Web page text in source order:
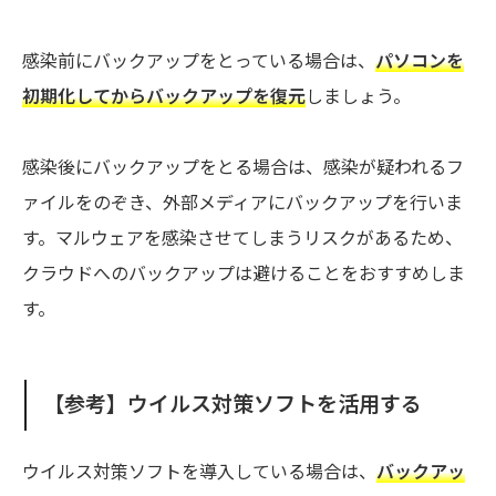
感染前にバックアップをとっている場合は、 パソコンを
初期化してからバックアップを復元しましょう。
感染後にバックアップをとる場合は、感染が疑われるフ
ァイルをのぞき、外部メディアにバックアップを行いま
す。マルウェアを感染させてしまうリスクがあるため、
クラウドへのバックアップは避けることをおすすめしま
す。
【参考】ウイルス対策ソフトを活用する
ウイルス対策ソフトを導入している場合は、 バックアッ